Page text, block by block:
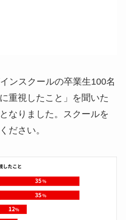
ンスクールの卒業生100名
重視したこと」を聞いた
なりました。スクールを
ださい。